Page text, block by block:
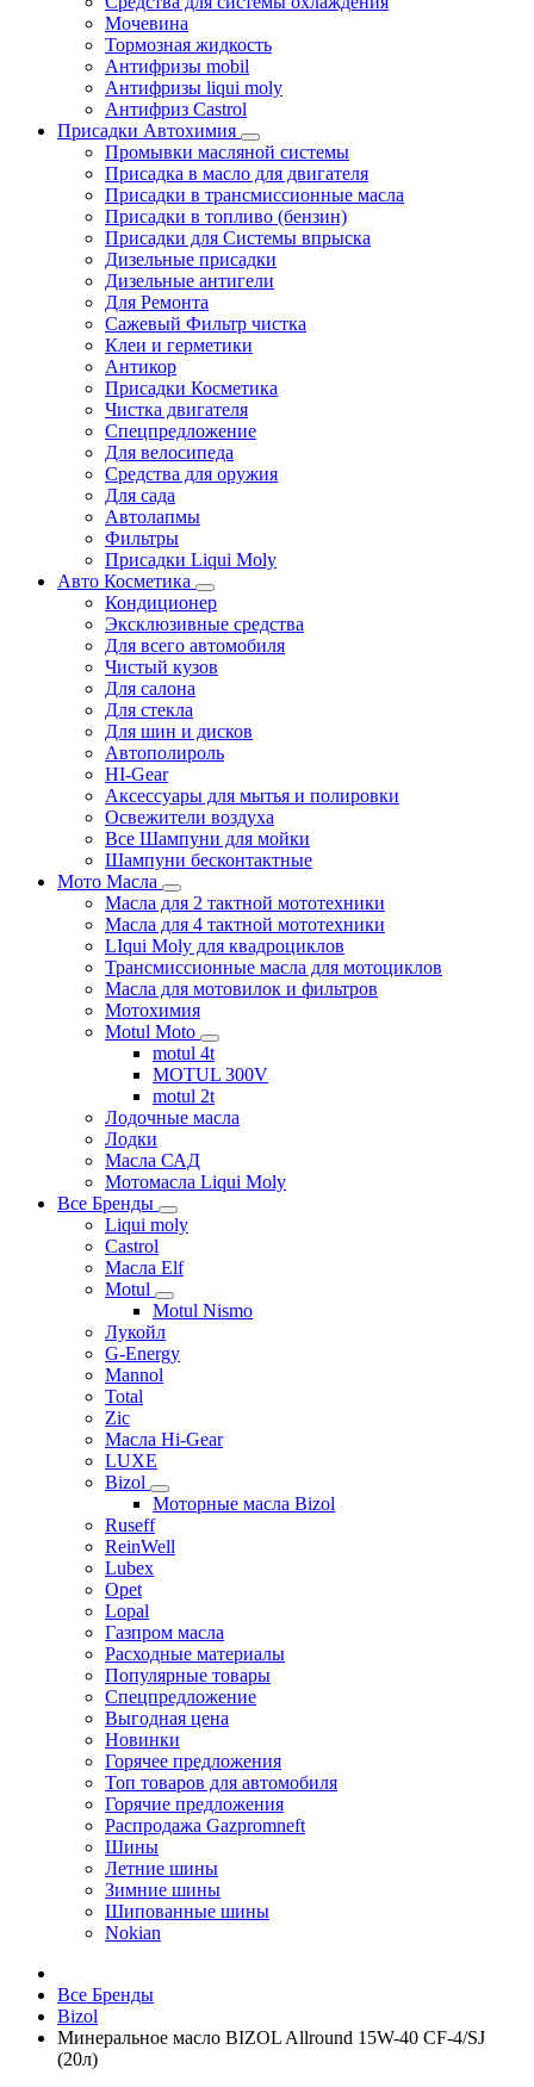
Мочевина
Тормозная жидкость
Антифризы mobil
Антифризы liqui moly
Антифриз Castrol
Присадки Автохимия
Промывки масляной системы
Присадка в масло для двигателя
Присадки в трансмиссионные масла
Присадки в топливо (бензин)
Присадки для Системы впрыска
Дизельные присадки
Дизельные антигели
Для Ремонта
Сажевый Фильтр чистка
Клеи и герметики
Антикор
Присадки Косметика
Чистка двигателя
Спецпредложение
Для велосипеда
Средства для оружия
Для сада
Автолапмы
Фильтры
Присадки Liqui Moly
Авто Косметика
Кондиционер
Эксклюзивные средства
Для всего автомобиля
Чистый кузов
Для салона
Для стекла
Для шин и дисков
Автополироль
HI-Gear
Аксессуары для мытья и полировки
Освежители воздуха
Все Шампуни для мойки
Шампуни бесконтактные
Мото Масла
Масла для 2 тактной мототехники
Масла для 4 тактной мототехники
LIqui Moly для квадроциклов
Трансмиссионные масла для мотоциклов
Масла для мотовилок и фильтров
Мотохимия
Motul Moto
motul 4t
MOTUL 300V
motul 2t
Лодочные масла
Лодки
Масла САД
Мотомасла Liqui Moly
Все Бренды
Liqui moly
Castrol
Масла Elf
Motul
Motul Nismo
Лукойл
G-Energy
Mannol
Total
Zic
Масла Hi-Gear
LUXE
Bizol
Моторные масла Bizol
Ruseff
ReinWell
Lubex
Opet
Lopal
Газпром масла
Расходные материалы
Популярные товары
Спецпредложение
Выгодная цена
Новинки
Горячее предложения
Топ товаров для автомобиля
Горячие предложения
Распродажа Gazpromneft
Шины
Летние шины
Зимние шины
Шипованные шины
Nokian
Все Бренды
Bizol
Минеральное масло BIZOL Allround 15W-40 CF-4/SJ
(20л)